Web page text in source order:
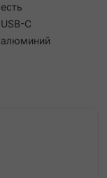
есть
USB-C
алюминий